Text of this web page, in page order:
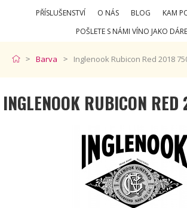
PŘÍSLUŠENSTVÍ
O NÁS BLOG
KAM
POŠLETE S NÁMI VÍNO JAKO
Barva Inglenook Rubicon Red 2018
INGLENOOK RUBICON